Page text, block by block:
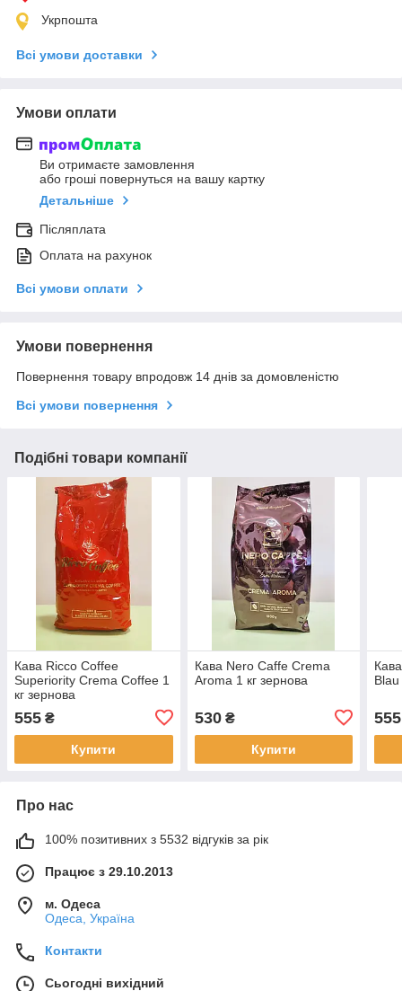
Укрпошта
Всі умови доставки
Умови оплати
Ви отримаєте замовлення
або гроші повернуться на вашу картку
Детальніше
Післяплата
Оплата на рахунок
Всі умови оплати
Умови повернення
Повернення товару впродовж 14 днів за домовленістю
Всі умови повернення
Подібні товари компанії
Кава Ricco Coffee
Superiority Crema Coffee 1
кг зернова
555 ₴
Купити
Кава Nero Caffe Crema
Aroma 1 кг зернова
530₴
Купити
555
Про нас
100% позитивних з 5532 відгуків за рік
Працює з 29.10.2013
м. Одеса
Одеса, Україна
Контакти
Сьогодні вихідний